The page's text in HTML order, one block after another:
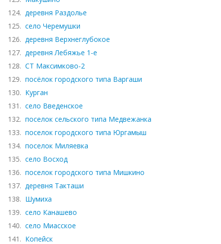
124. деревня Раздолье
125. село Черемушки
126. деревня Верхнеглубокое
127. деревня Лебяжье 1-е
128. СТ Максимково-2
129. посёлок городского типа Варгаши
130. Курган
131. село Введенское
132. поселок сельского типа Медвежанка
133. поселок городского типа Юргамыш
134. поселок Миляевка
135. село Восход
136. поселок городского типа Мишкино
137. деревня Такташи
138. Шумиха
139. село Канашево
140. село Миасское
141. Копейск